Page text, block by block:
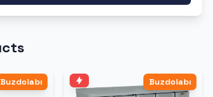
Buzdolabı Buzdolabı